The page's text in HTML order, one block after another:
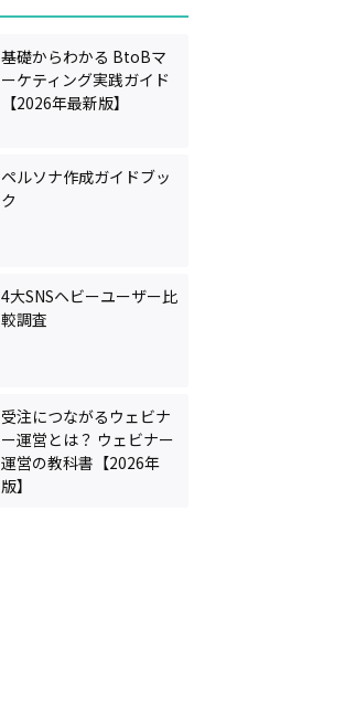
基礎からわかる BtoBマ
ーケティング実践ガイド
【2026年最新版】
ペルソナ作成ガイドブッ
ク
4大SNSヘビーユーザー比
較調査
受注につながるウェビナ
ー運営とは？ ウェビナー
運営の教科書【2026年
版】